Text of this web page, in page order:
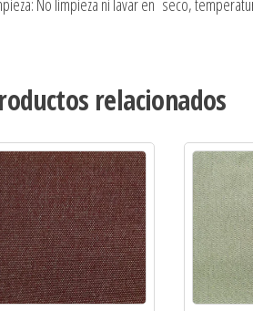
No limpieza ni lavar en seco,
relacionados